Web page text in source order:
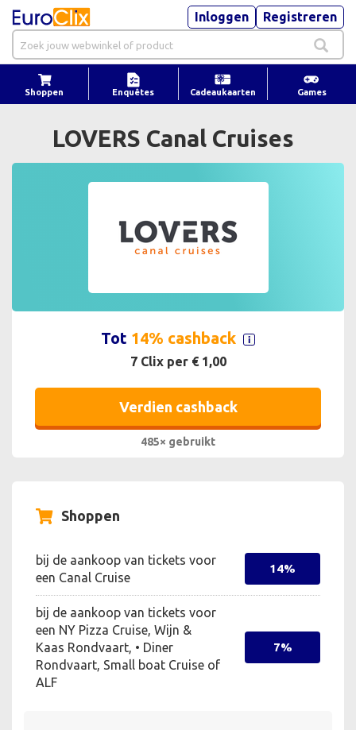
Inloggen Registreren
Shoppen Enquêtes Cadeaukaarten Games
LOVERS Canal Cruises
Tot 14% cashback
7 Clix per € 1,00
Verdien cashback
485× gebruikt
Shoppen
bij de aankoop van tickets voor
een Canal Cruise
14%
bij de aankoop van tickets voor
een NY Pizza Cruise, Wijn &
Kaas Rondvaart, • Diner
Rondvaart, Small boat Cruise of
ALF
7%